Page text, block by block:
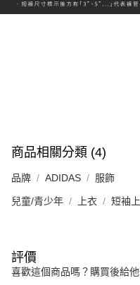
商品相關分類 (4)
品牌 ADIDAS 服飾
兒童/青少年 上衣 短袖
評價
喜歡這個商品嗎？購買後給